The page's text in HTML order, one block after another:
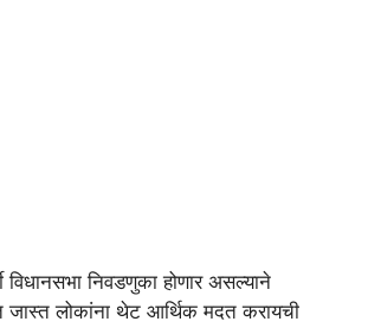
विधानसभा निवडणुका होणार असल्याने
जास्त लोकांना थेट आर्थिक मदत करायची